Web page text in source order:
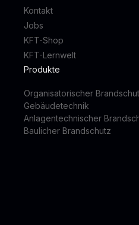
Kontakt
Jobs
KFT-Shop
KFT-Lernwelt
Produkte
Organisatorischer
Gebäudetechnik
Anlagentechnischer
Baulicher Brandschutz